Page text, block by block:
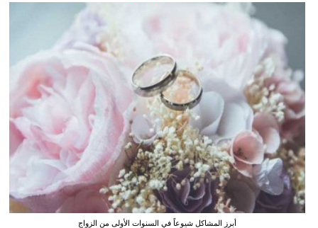
أبرز المشاكل شيوعاً في السنوات الأولى من الزواج